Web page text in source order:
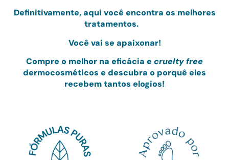
Definitivamente, aqui você encontra os melhores
tratamentos.
Você vai se apaixonar!
Compre o melhor na eficácia e cruelty free
dermocosméticos e descubra o porquê eles
recebem tantos elogios!